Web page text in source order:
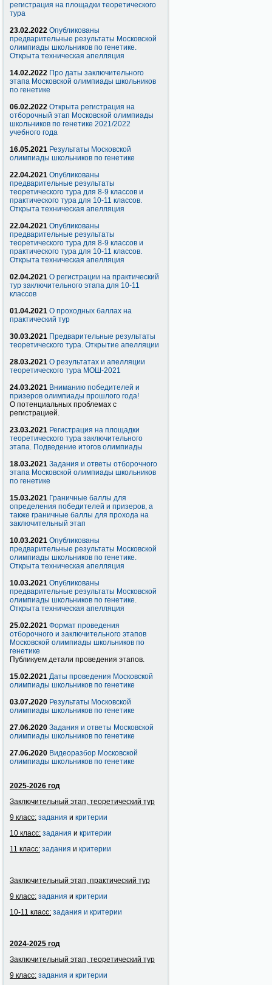
регистрация на площадки теоретического
тура
23.02.2022 Опубликованы
предварительные результаты Московской
олимпиады школьников по генетике.
Открыта техническая апелляция
14.02.2022 Про даты заключительного
этапа Московской олимпиады школьников
по генетике
06.02.2022 Открыта регистрация на
отборочный этап Московской олимпиады
школьников по генетике 2021/2022
учебного года
16.05.2021 Результаты Московской
олимпиады школьников по генетике
22.04.2021 Опубликованы
предварительные результаты
теоретического тура для 8-9 классов и
практического тура для 10-11 классов.
Открыта техническая апелляция
22.04.2021 Опубликованы
предварительные результаты
теоретического тура для 8-9 классов и
практического тура для 10-11 классов.
Открыта техническая апелляция
02.04.2021 О регистрации на практический
тур заключительного этапа для 10-11
классов
01.04.2021 О проходных баллах на
практический тур
30.03.2021 Предварительные результаты
теоретического тура. Открытие апелляции
28.03.2021 О результатах и апелляции
теоретического тура МОШ-2021
24.03.2021 Вниманию победителей и
призеров олимпиады прошлого года!
О потенциальных проблемах с
регистрацией.
23.03.2021 Регистрация на площадки
теоретического тура заключительного
этапа. Подведение итогов олимпиады
18.03.2021 Задания и ответы отборочного
этапа Московской олимпиады школьников
по генетике
15.03.2021 Граничные баллы для
определения победителей и призеров, а
также граничные баллы для прохода на
заключительный этап
10.03.2021 Опубликованы
предварительные результаты Московской
олимпиады школьников по генетике.
Открыта техническая апелляция
10.03.2021 Опубликованы
предварительные результаты Московской
олимпиады школьников по генетике.
Открыта техническая апелляция
25.02.2021 Формат проведения
отборочного и заключительного этапов
Московской олимпиады школьников по
генетике
Публикуем детали проведения этапов.
15.02.2021 Даты проведения Московской
олимпиады школьников по генетике
03.07.2020 Результаты Московской
олимпиады школьников по генетике
27.06.2020 Задания и ответы Московской
олимпиады школьников по генетике
27.06.2020 Видеоразбор Московской
олимпиады школьников по генетике
2025-2026 год
Заключительный этап, теоретический тур
9 класс: задания и критерии
10 класс: задания и критерии
11 класс: задания и критерии
Заключительный этап, практический тур
9 класс: задания и критерии
10-11 класс: задания и критерии
2024-2025 год
Заключительный этап, теоретический тур
9 класс: задания и критерии